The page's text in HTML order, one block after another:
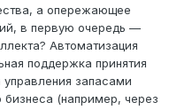
а опережающее
в первую очередь —
Автоматизация
поддержка принятия
запасами
(например, через